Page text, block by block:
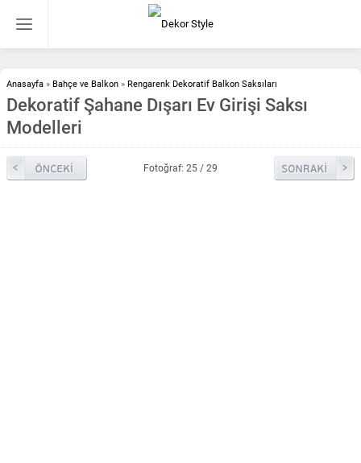
Anasayfa » Bahçe ve Balkon » Rengarenk Dekoratif Balkon Saksıları
Dekoratif Şahane Dışarı Ev Girişi Saksı
Modelleri
Fotoğraf: 25 / 29